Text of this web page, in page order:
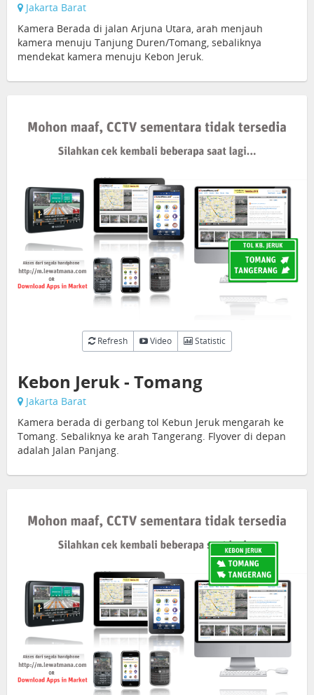
Jakarta Barat
Kamera Berada di jalan Arjuna Utara, arah menjauh
kamera menuju Tanjung Duren/Tomang, sebaliknya
mendekat kamera menuju Kebon Jeruk.
Refresh Video Statistic
Kebon Jeruk - Tomang
Jakarta Barat
Kamera berada di gerbang tol Kebun Jeruk mengarah ke
Tomang. Sebaliknya ke arah Tangerang. Flyover di depan
adalah Jalan Panjang.